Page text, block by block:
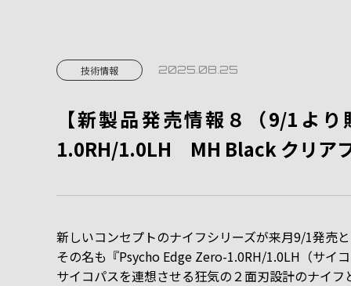
技術情報 2025.08.25
【新製品発売情報８（9/1よ
1.0RH/1.0LH MH Black クリア
新しいコンセプトのナイフシリーズが来月9/1発売と
その名も『Psycho Edge Zero-1.0RH/1.0LH（サイコ
サイコパスを連想させる狂気の２面刃設計のナイフ